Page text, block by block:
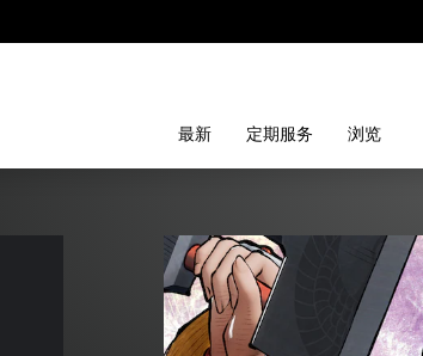
最新 定期服务 浏览